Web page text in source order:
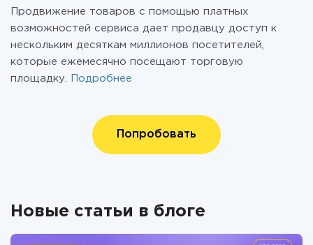
Продвижение товаров с помощью платных
возможностей сервиса дает продавцу доступ к
нескольким десяткам миллионов посетителей,
которые ежемесячно посещают торговую
площадку.
Подробнее
Попробовать
Новые статьи в блоге